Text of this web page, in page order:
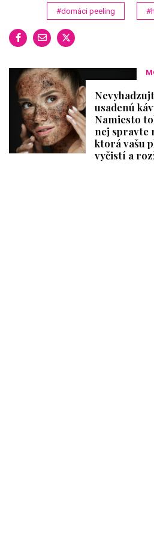
#domáci peeling
usadenú
Namiesto
nej spravte
ktorá vašu
vyčistí a